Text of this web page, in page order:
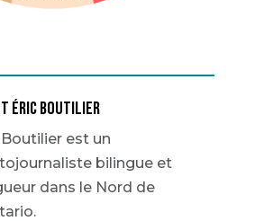
Éric Boutilier
Boutilier est un
bilingue et
dans le Nord de